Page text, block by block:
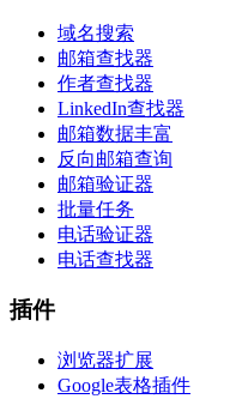
域名搜索
邮箱查找器
作者查找器
LinkedIn查找器
邮箱数据丰富
反向邮箱查询
邮箱验证器
批量任务
电话验证器
电话查找器
插件
浏览器扩展
Google表格插件